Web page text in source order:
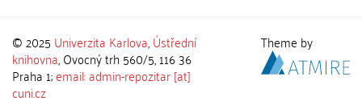
© 2025 Univerzita Karlova,Ústřední
knihovna, Ovocný trh 560/5, 116 36
Praha 1;email: admin-repozitar [at]
cuni.cz
Theme by